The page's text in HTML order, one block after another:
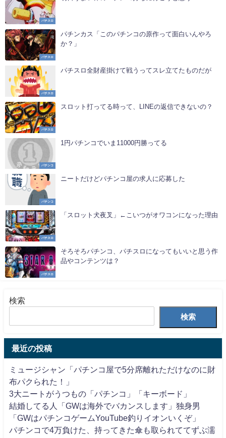
パチスロ
パチスロ
パチンカス「このパチンコの原作って面白いんやろ
か？」
パチスロ
パチスロ全財産掛けて戦うってスレ立てたものだが
パチスロ
スロット打ってる時って、LINEの返信できないの？
パチンコ
1円パチンコでいま11000円勝ってる
パチンコ
ニートだけどパチンコ屋の求人に応募した
パチスロ
「スロット犬夜叉」←こいつがオワコンになった理由
パチスロ
そろそろパチンコ、パチスロになってもいいと思う作
品やコンテンツは？
検索
検索
最近の投稿
ミュージシャン「パチンコ屋で5分席離れただけなのに財
布パクられた！」
3大ニートがうつもの「パチンコ」「キーボード」
結婚してる人「GWは海外でバカンスします」独身男
「GWはパチンコゲームYouTube釣りイオンいくぞ」
パチンコで4万負けた、持ってきた傘も取られててずぶ濡